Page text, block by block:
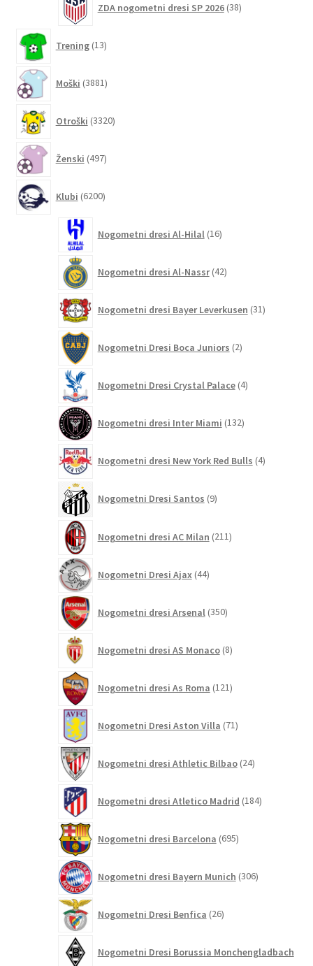
ZDA nogometni dresi SP 2026 38izdelkov
Trening 13izdelkov
Moški 3881izdelkov
Otroški 3320izdelkov
Ženski 497izdelkov
Klubi 6200izdelkov
Nogometni dresi Al-Hilal 16izdelkov
Nogometni dresi Al-Nassr 42izdelkov
Nogometni dresi Bayer Leverkusen 31izdelkov
Nogometni Dresi Boca Juniors 2izdelka
Nogometni Dresi Crystal Palace 4izdelki
Nogometni dresi Inter Miami 132izdelkov
Nogometni dresi New York Red Bulls 4izdelki
Nogometni Dresi Santos 9izdelkov
Nogometni dresi AC Milan 211izdelkov
Nogometni Dresi Ajax 44izdelkov
Nogometni dresi Arsenal 350izdelkov
Nogometni dresi AS Monaco 8izdelkov
Nogometni dresi As Roma 121izdelkov
Nogometni Dresi Aston Villa 71izdelkov
Nogometni dresi Athletic Bilbao 24izdelkov
Nogometni dresi Atletico Madrid 184izdelkov
Nogometni dresi Barcelona 695izdelkov
Nogometni dresi Bayern Munich 306izdelkov
Nogometni Dresi Benfica 26izdelkov
Nogometni Dresi Borussia Monchengladbach